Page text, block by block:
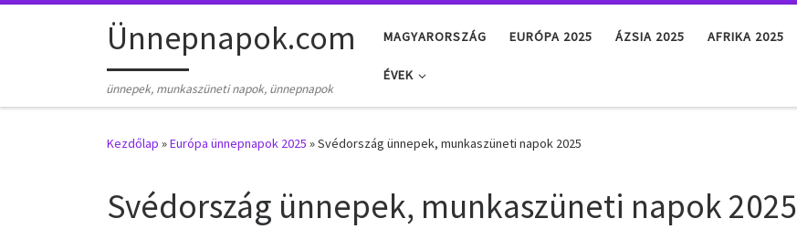
Skip to contentÜnnepnapok.com
ünnepek, munkaszüneti napok, ünnepnapok
MAGYARORSZÁG EURÓPA 2025 ÁZSIA 2025 AFRIKA 2025
ÉVEK
Kezdőlap »Európa ünnepnapok 2025 »Svédország ünnepek, munkaszüneti napok 2025
Svédország ünnepek, munkaszüneti napok 2025